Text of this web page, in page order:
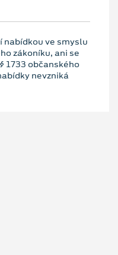
ve smyslu
zákoníku, ani se
1733 občanského
nevzniká